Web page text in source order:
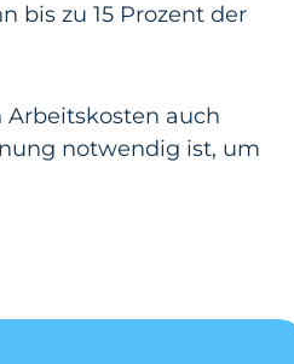
bis zu 15 Prozent der
auch
notwendig ist, um